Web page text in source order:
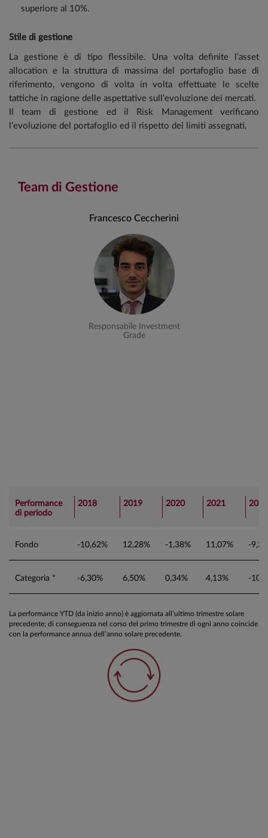
superiore al 10%.
Stile di gestione
La gestione è di tipo flessibile. Una volta definite l’asset
allocation e la struttura di massima del portafoglio base di
riferimento, vengono di volta in volta effettuate le scelte
tattiche in ragione delle aspettative sull’evoluzione dei mercati.
Il team di gestione ed il Risk Management verificano
l’evoluzione del portafoglio ed il rispetto dei limiti assegnati.
Team di Gestione
Francesco Ceccherini
Responsabile Investment
Grade
Performance
di periodo
2018 2019 2020 2021 2022
Fondo -10,62% 12,28% -1,38% 11,07% -
Categoria * -6,30% 6,50% 0,34% 4,13% -
La performance YTD (da inizio anno) è aggiornata all’ultimo trimestre solare
precedente; di conseguenza nel corso del primo trimestre di ogni anno coincide
con la performance annua dell’anno solare precedente.